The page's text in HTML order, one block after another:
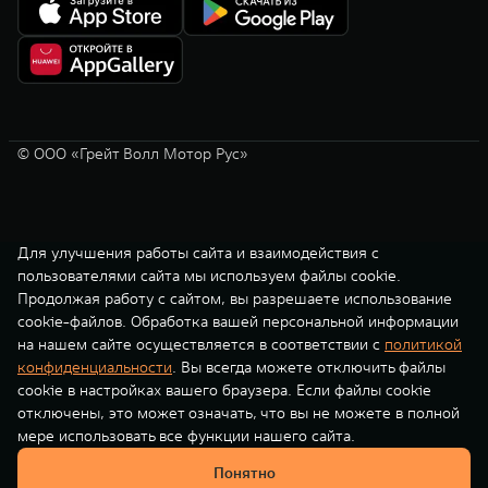
© ООО «Грейт Волл Мотор Рус»
Для улучшения работы сайта и взаимодействия с
пользователями сайта мы используем файлы cookie.
Продолжая работу с сайтом, вы разрешаете использование
cookie-файлов. Обработка вашей персональной информации
на нашем сайте осуществляется в соответствии с политикой
конфиденциальности. Вы всегда можете отключить файлы
cookie в настройках вашего браузера. Если файлы cookie
отключены, это может означать, что вы не можете в полной
мере использовать все функции нашего сайта.
Понятно